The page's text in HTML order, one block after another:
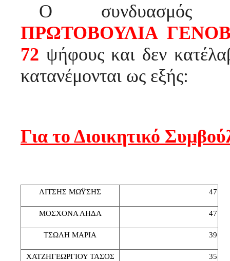
Ο συνδυασμός
ΠΡΩΤΟΒΟΥΛΙΑ
72 ψήφους και δεν
κατανέμονται ως εξής:
Για το Διοικητικό
ΛΙΤΣΗΣ ΜΩΫΣΗΣ 47
ΜΟΣΧΟΝΑ ΛΗΔΑ 47
ΤΣΩΛΗ ΜΑΡΙΑ 39
ΧΑΤΖΗΓΕΩΡΓΙΟΥ ΤΑΣΟΣ 35